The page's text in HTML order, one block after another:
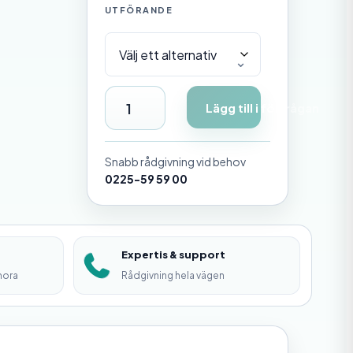
UTFÖRANDE
B
å
t
r
i
n
g
m
Lägg till i förfrågan
Snabb rådgivning vid behov
0225-59 59 00
Expertis & support
Rådgivning hela vägen